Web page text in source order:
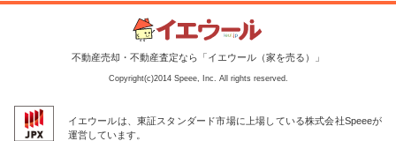
不動産売却・不動産査定なら「イエウール（家を売る）」
Copyright(c)2014 Speee, Inc. All rights reserved.
イエウールは、東証スタンダード市場に上場している株式会社Speeeが
運営しています。